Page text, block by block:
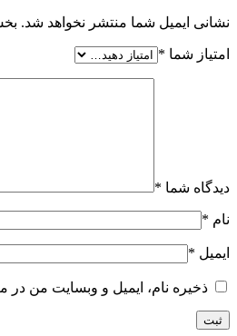
نشانی ایمیل شما منتشر نخواهد شد.
امتیاز شما *
دیدگاه شما *
نام *
ایمیل *
ذخیره نام، ایمیل و وبسایت من در